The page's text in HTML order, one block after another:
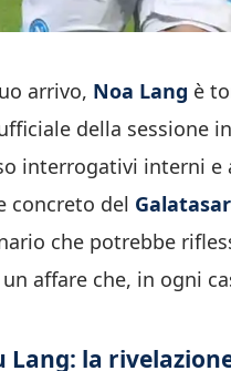
arrivo, Noa Lang è
della sessione
interrogativi interni
concreto del
che potrebbe
affare che, in ogni
Lang: la